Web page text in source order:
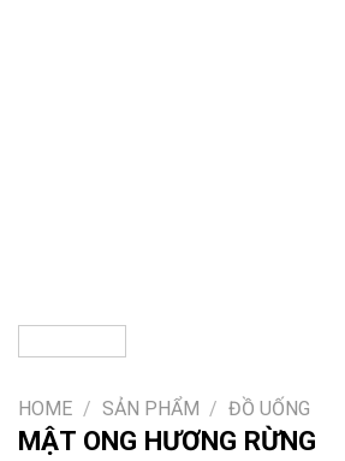
HOME / SẢN PHẨM / ĐỒ UỐNG
MẬT ONG HƯƠNG RỪNG